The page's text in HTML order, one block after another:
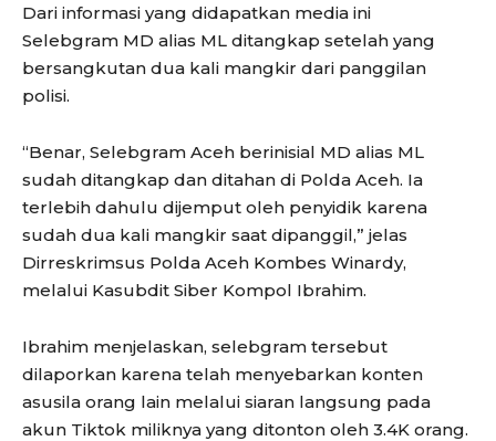
Dari informasi yang didapatkan media ini
Selebgram MD alias ML ditangkap setelah yang
bersangkutan dua kali mangkir dari panggilan
polisi.
“Benar, Selebgram Aceh berinisial MD alias ML
sudah ditangkap dan ditahan di Polda Aceh. Ia
terlebih dahulu dijemput oleh penyidik karena
sudah dua kali mangkir saat dipanggil,” jelas
Dirreskrimsus Polda Aceh Kombes Winardy,
melalui Kasubdit Siber Kompol Ibrahim.
Ibrahim menjelaskan, selebgram tersebut
dilaporkan karena telah menyebarkan konten
asusila orang lain melalui siaran langsung pada
akun Tiktok miliknya yang ditonton oleh 3.4K orang.